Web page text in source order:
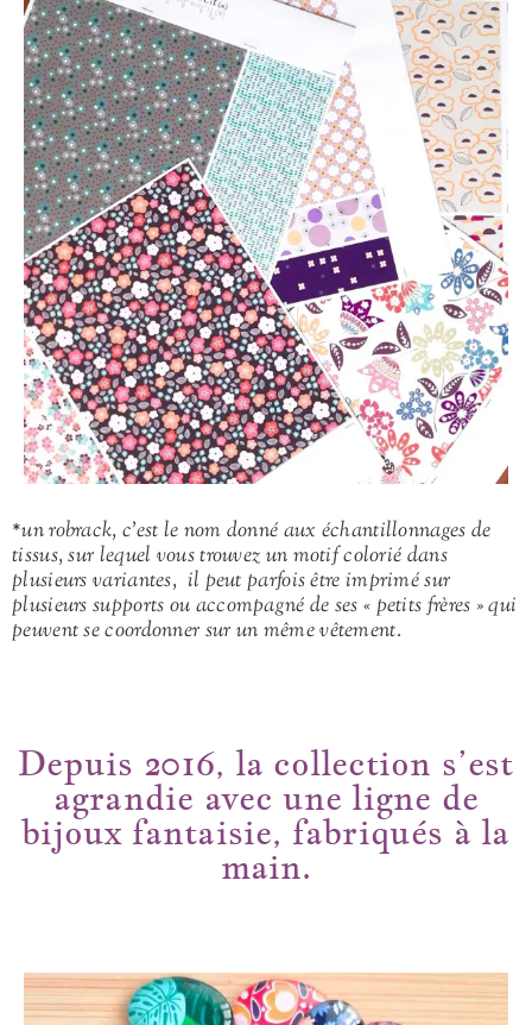
*un robrack, c’est le nom donné aux échantillonnages de
tissus, sur lequel vous trouvez un motif colorié dans
plusieurs variantes, il peut parfois être imprimé sur
plusieurs supports ou accompagné de ses « petits frères » qui
peuvent se coordonner sur un même vêtement.
Depuis 2016, la collection s’est
agrandie avec une ligne de
bijoux fantaisie, fabriqués à la
main.